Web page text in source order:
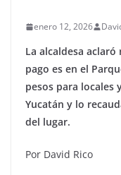
enero 12, 2026
La alcaldesa
pago es en el
pesos para locales
Yucatán y lo
del lugar.
Por David Rico